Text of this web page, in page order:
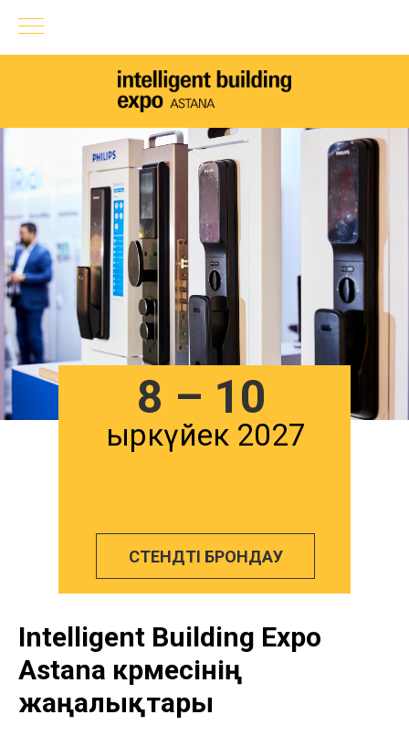
СТЕНДТІ БРОНДАУ
8 – 10
Қыркүйек 2027
Intelligent Building Expo
Astana көрмесінің
жаңалықтары